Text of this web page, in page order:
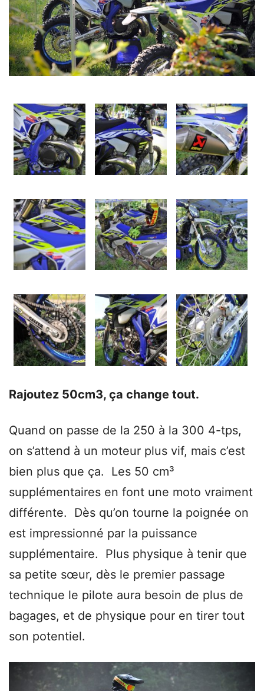
Rajoutez 50cm3, ça change tout.
Quand on passe de la 250 à la 300 4-tps,
on s’attend à un moteur plus vif, mais c’est
bien plus que ça. Les 50 cm³
supplémentaires en font une moto vraiment
différente. Dès qu’on tourne la poignée on
est impressionné par la puissance
supplémentaire. Plus physique à tenir que
sa petite sœur, dès le premier passage
technique le pilote aura besoin de plus de
bagages, et de physique pour en tirer tout
son potentiel.